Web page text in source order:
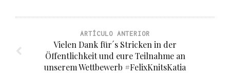
ARTÍCULO ANTERIOR
Vielen Dank für´s Stricken in der
Öffentlichkeit und eure Teilnahme an
unserem Wettbewerb #FelixKnitsKatia